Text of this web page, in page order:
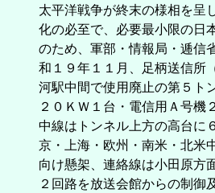
太平洋戦争が終末の様相を呈
化の必至で、必要最小限の日
のため、軍部・情報局・逓信
和１９年１１月、足柄送信所
河駅中間で使用廃止の第５ト
２０ＫＷ１台・電信用Ａ号機
中線はトンネル上方の高台に
京・上海・欧州・南米・北米
向け懸架、連絡線は小田原方
２回路を放送会館からの制御